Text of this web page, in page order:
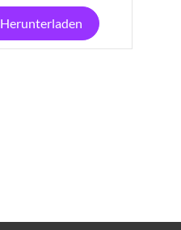
Herunterladen